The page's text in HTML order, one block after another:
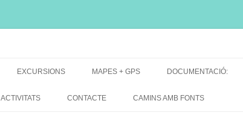
EXCURSIONS
DE GRUP
MAPES + GPS
MAPES EXCURSIONS
DOCUMENTACIÓ:
ACTIVITATS CONTACTE CAMINS AMB FONTS